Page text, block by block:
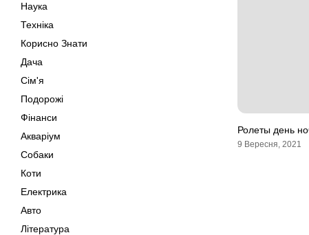
Наука
Техніка
Корисно Знати
Дача
Сім'я
Подорожі
Фінанси
Акваріум
Собаки
Коти
Електрика
Авто
Література
Ролеты день
9 Вересня, 2021